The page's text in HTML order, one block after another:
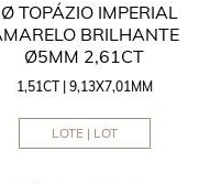
TOPÁZIO IMPERIAL
BRILHANTE
Ø5MM 2,61CT
1,51CT | 9,13X7,01MM
LOTE | LOT